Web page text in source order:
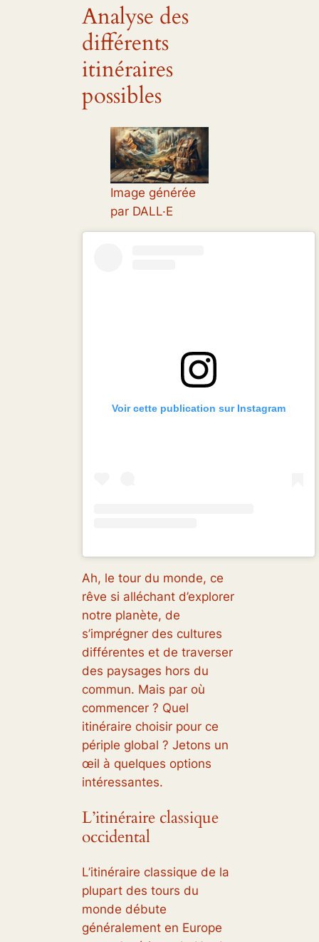
Analyse des
différents
itinéraires
possibles
Image générée
par DALL·E
Voir cette publication sur Instagram
Ah, le tour du monde, ce
rêve si alléchant d’explorer
notre planète, de
s’imprégner des cultures
différentes et de traverser
des paysages hors du
commun. Mais par où
commencer ? Quel
itinéraire choisir pour ce
périple global ? Jetons un
œil à quelques options
intéressantes.
L’itinéraire classique
occidental
L’itinéraire classique de la
plupart des tours du
monde débute
généralement en Europe